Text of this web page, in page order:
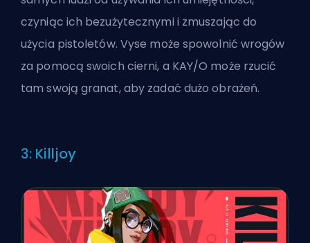
czyniąc ich bezużytecznymi i zmuszając do
użycia pistoletów. Vyse może spowolnić wrogów
za pomocą swoich cierni, a KAY/O może rzucić
tam swoją granat, aby zadać dużo obrażeń.
3: Killjoy